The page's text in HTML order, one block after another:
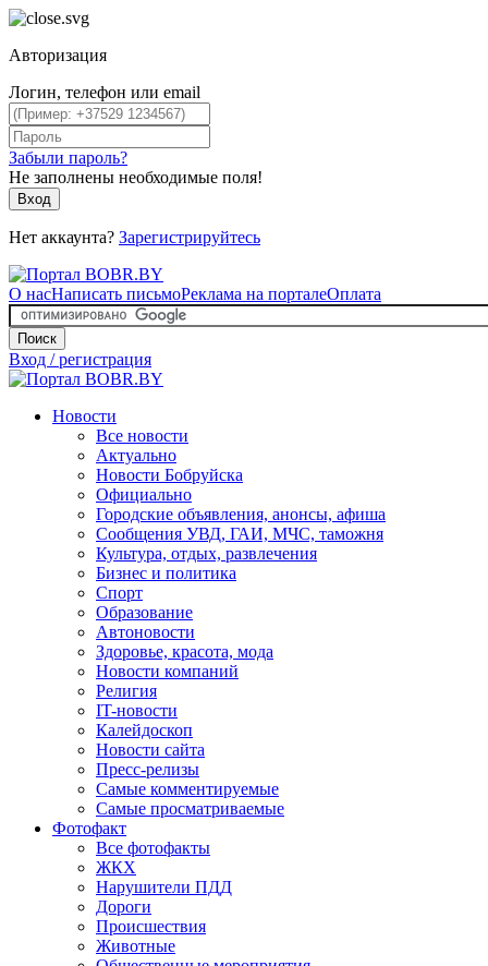
Авторизация
Логин, телефон или email
Забыли пароль?
Не заполнены необходимые поля!
Вход
Нет аккаунта? Зарегистрируйтесь
О насНаписать письмоРеклама на порталеОплата
Поиск
Вход / регистрация
Новости
Все новости
Актуально
Новости Бобруйска
Официально
Городские объявления, анонсы, афиша
Сообщения УВД, ГАИ, МЧС, таможня
Культура, отдых, развлечения
Бизнес и политика
Спорт
Образование
Автоновости
Здоровье, красота, мода
Новости компаний
Религия
IT-новости
Калейдоскоп
Новости сайта
Пресс-релизы
Самые комментируемые
Самые просматриваемые
Фотофакт
Все фотофакты
ЖКХ
Нарушители ПДД
Дороги
Происшествия
Животные